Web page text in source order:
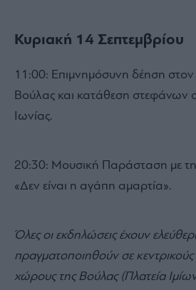
Κυριακή 14 Σεπτεμβρίου
11:00: Επιμνημόσυνη δέηση στον
Βούλας και κατάθεση στεφάνων
Ιωνίας.
20:30: Μουσική Παράσταση με
«Δεν είναι η αγάπη αμαρτία».
Όλες οι εκδηλώσεις έχουν
πραγματοποιηθούν σε κεντρικούς
χώρους της Βούλας (Πλατεία